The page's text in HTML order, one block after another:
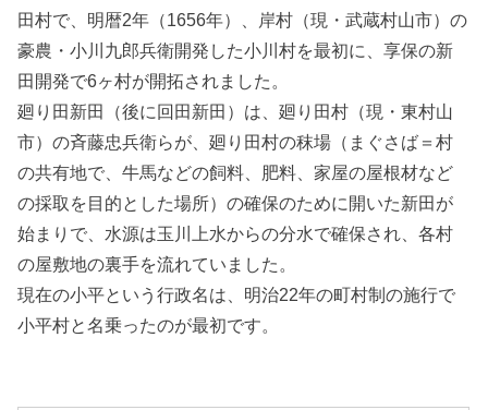
田村で、明暦2年（1656年）、岸村（現・武蔵村山市）の
豪農・小川九郎兵衛開発した小川村を最初に、享保の新
田開発で6ヶ村が開拓されました。
廻り田新田（後に回田新田）は、廻り田村（現・東村山
市）の斉藤忠兵衛らが、廻り田村の秣場（まぐさば＝村
の共有地で、牛馬などの飼料、肥料、家屋の屋根材など
の採取を目的とした場所）の確保のために開いた新田が
始まりで、水源は玉川上水からの分水で確保され、各村
の屋敷地の裏手を流れていました。
現在の小平という行政名は、明治22年の町村制の施行で
小平村と名乗ったのが最初です。